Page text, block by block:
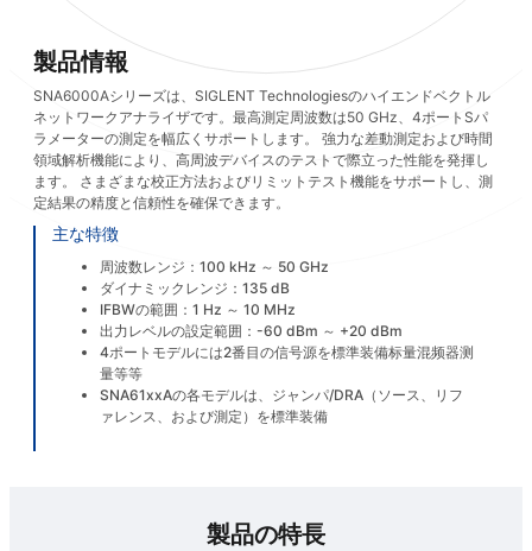
製品情報
SNA6000Aシリーズは、SIGLENT Technologiesのハイエンドベクトル
ネットワークアナライザです。最高測定周波数は50 GHz、4ポートSパ
ラメーターの測定を幅広くサポートします。 強力な差動測定および時間
領域解析機能により、高周波デバイスのテストで際立った性能を発揮し
ます。 さまざまな校正方法およびリミットテスト機能をサポートし、測
定結果の精度と信頼性を確保できます。
主な特徴
周波数レンジ：100 kHz ～ 50 GHz
ダイナミックレンジ：135 dB
IFBWの範囲：1 Hz ～ 10 MHz
出力レベルの設定範囲：-60 dBm ～ +20 dBm
4ポートモデルには2番目の信号源を標準装備标量混频器测
量等等
SNA61xxAの各モデルは、ジャンパ/DRA（ソース、リフ
ァレンス、および測定）を標準装備
製品の特長